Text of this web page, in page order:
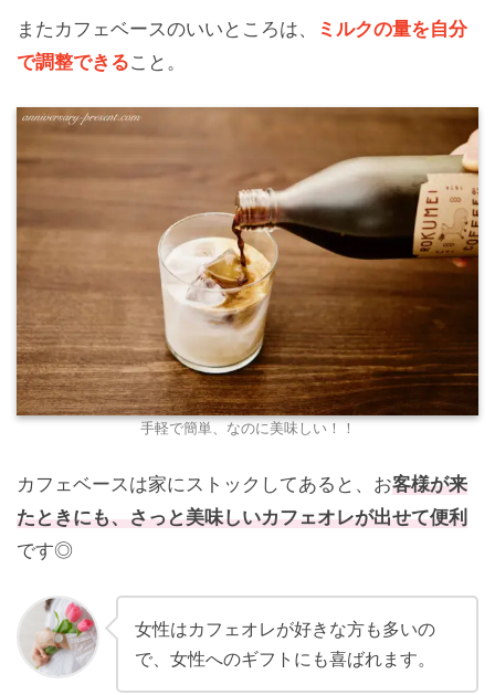
またカフェベースのいいところは、
ミルクの量を自分
で調整できること。
手軽で簡単、なのに美味しい！！
カフェベースは家にストックしてあると、お客様が来
たときにも、さっと美味しいカフェオレが出せて便利
です◎
女性はカフェオレが好きな方も多いの
で、女性へのギフトにも喜ばれます。